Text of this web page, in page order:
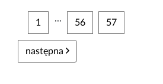
1 ... 56 57
następna